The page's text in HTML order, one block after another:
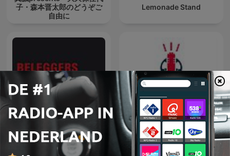
子・森本晋太郎のどうぞご
自由に
Lemonade Stand
Voorkennis | Beleggers
Belangen
Tweewieler Podcast